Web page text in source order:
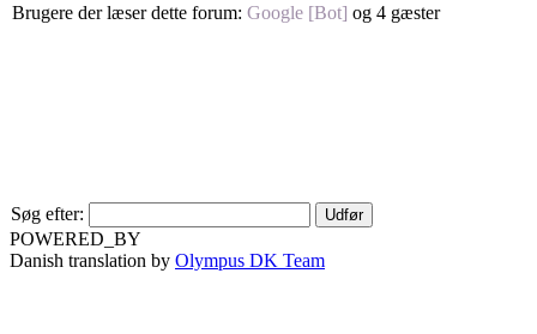
Brugere der læser dette forum: Google [Bot] og 4 gæster
Søg efter:
POWERED_BY
Danish translation by Olympus DK Team